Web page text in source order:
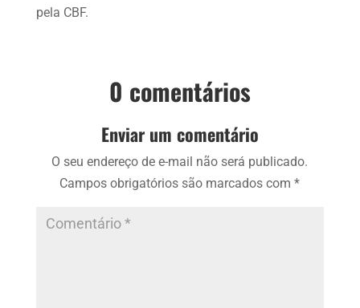
pela CBF.
0 comentários
Enviar um comentário
O seu endereço de e-mail não será publicado.
Campos obrigatórios são marcados com*